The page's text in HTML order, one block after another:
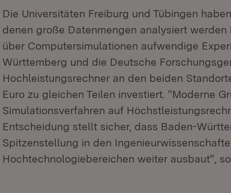
Die Universitäten Freiburg und Tübingen
denen große Datenmengen analysiert
über Computersimulationen aufwendige
Württemberg und die Deutsche
Hochleistungsrechner an den beiden
Euro zu gleichen Teilen investiert. "Moderne
Simulationsverfahren auf
Entscheidung stellt sicher, dass Baden-
Spitzenstellung in den
Hochtechnologiebereichen weiter ausbaut",